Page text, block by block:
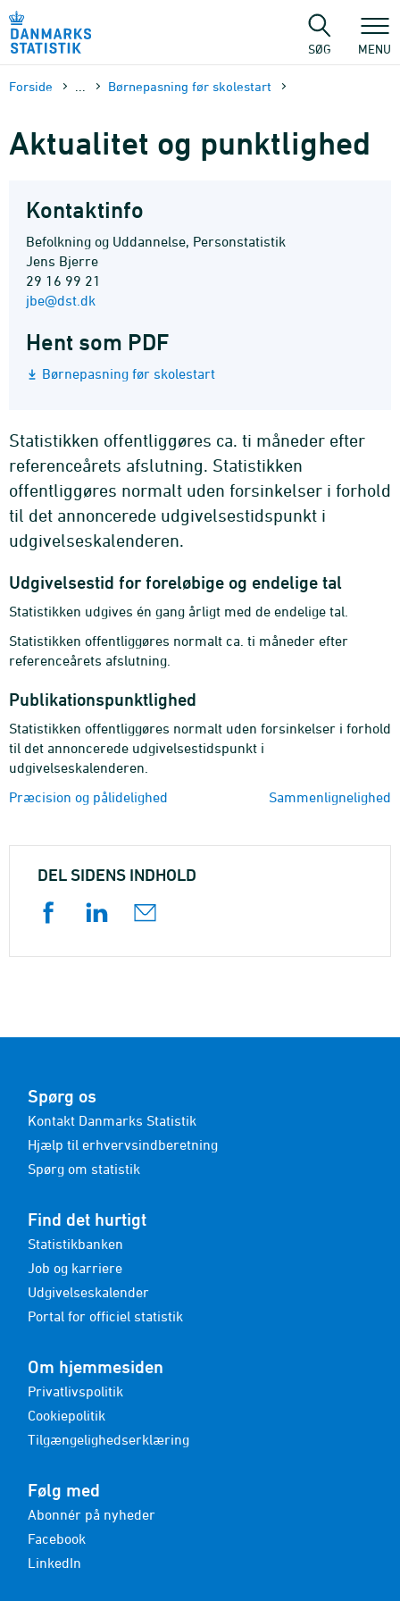
sidens
SØG MENU
Forside Børnepasning før skolestart
Aktualitet og punktlighed
Kontaktinfo
Befolkning og Uddannelse, Personstatistik
Jens Bjerre
29 16 99 21
jbe@dst.dk
Hent som PDF
Børnepasning før skolestart
Statistikken offentliggøres ca. ti måneder efter
referenceårets afslutning. Statistikken
offentliggøres normalt uden forsinkelser i forhold
til det annoncerede udgivelsestidspunkt i
udgivelseskalenderen.
Udgivelsestid for foreløbige og endelige tal
Statistikken udgives én gang årligt med de endelige tal.
Statistikken offentliggøres normalt ca. ti måneder efter
referenceårets afslutning.
Publikationspunktlighed
Statistikken offentliggøres normalt uden forsinkelser i forhold
til det annoncerede udgivelsestidspunkt i
udgivelseskalenderen.
Præcision og pålidelighed
Sammenlignelighed
DEL SIDENS INDHOLD
Spørg os
Kontakt Danmarks Statistik
Hjælp til erhvervsindberetning
Spørg om statistik
Find det hurtigt
Statistikbanken
Job og karriere
Udgivelseskalender
Portal for officiel statistik
Om hjemmesiden
Privatlivspolitik
Cookiepolitik
Tilgængelighedserklæring
Følg med
Abonnér på nyheder
Facebook
LinkedIn